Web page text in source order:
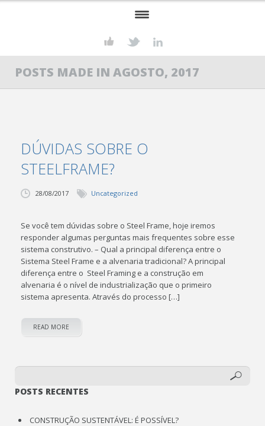
KONSTRUKT
PROJETOS
CONTATO
POSTS MADE IN AGOSTO, 2017
DÚVIDAS SOBRE O
STEELFRAME?
28/08/2017 Uncategorized
Se você tem dúvidas sobre o Steel Frame, hoje iremos
responder algumas perguntas mais frequentes sobre esse
sistema construtivo. – Qual a principal diferença entre o
Sistema Steel Frame e a alvenaria tradicional? A principal
diferença entre o Steel Framing e a construção em
alvenaria é o nível de industrialização que o primeiro
sistema apresenta. Através do processo […]
READ MORE
POSTS RECENTES
CONSTRUÇÃO SUSTENTÁVEL: É POSSÍVEL?